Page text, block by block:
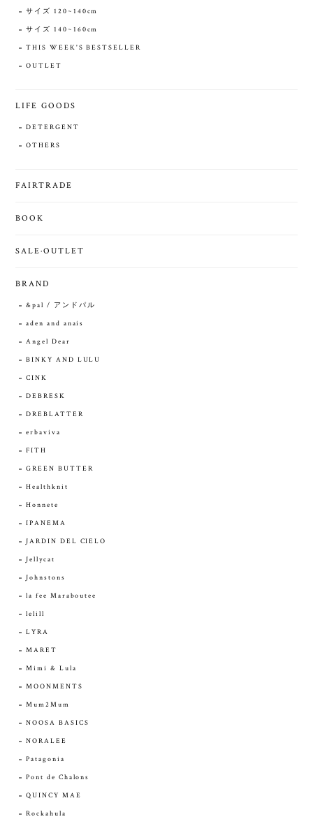
サイズ 120~140cm
サイズ 140~160cm
THIS WEEK'S BESTSELLER
OUTLET
LIFE GOODS
DETERGENT
OTHERS
FAIRTRADE
BOOK
SALE·OUTLET
BRAND
&pal / アンドパル
aden and anais
Angel Dear
BINKY AND LULU
CINK
DEBRESK
DREBLATTER
erbaviva
FITH
GREEN BUTTER
Healthknit
Honnete
IPANEMA
JARDIN DEL CIELO
Jellycat
Johnstons
la fee Maraboutee
lelill
LYRA
MARET
Mimi & Lula
MOONMENTS
Mum2Mum
NOOSA BASICS
NORALEE
Patagonia
Pont de Chalons
QUINCY MAE
Rockahula